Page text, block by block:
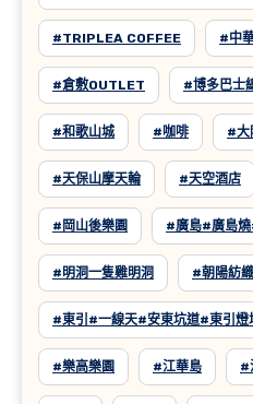
#TRIPLEA COFFEE #中
#倉敷OUTLET #博多巴士
#和歌山城 #咖啡 #大
#天保山摩天輪 #天空酒店
#岡山後樂園 #廣島#廣島
#明洞一隻雞明洞 #朝陽紡織
#東引#一線天#安東坑道#東引燈
#樂高樂園 #江華島 #